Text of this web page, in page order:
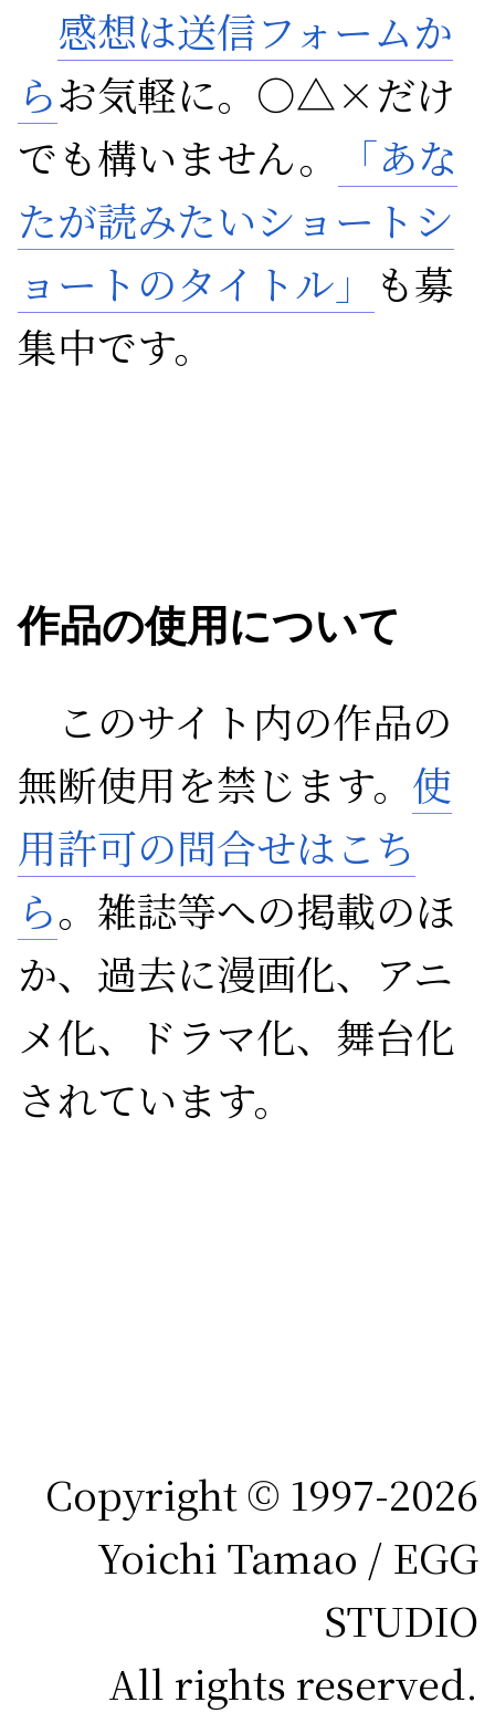
感想は送信フォームか
らお気軽に。○△×だけ
でも構いません。
「あな
たが読みたいショートシ
ョートのタイトル」 も募
集中です。
作品の使用について
このサイト内の作品の
無断使用を禁じます。 使
用許可の問合せはこち
ら。雑誌等への掲載のほ
か、過去に漫画化、アニ
メ化、ドラマ化、舞台化
されています。
Copyright © 1997-2026
Yoichi Tamao / EGG
STUDIO
All rights reserved.